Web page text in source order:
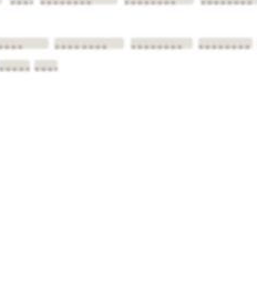
•••••••• •••••••• ••••••••
••••••••••••••••